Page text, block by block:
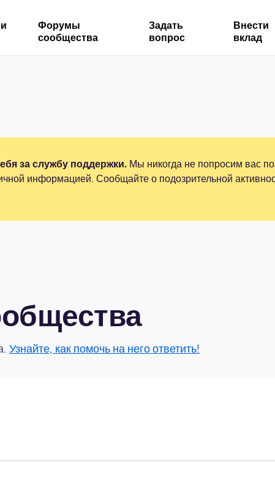
Форумы
сообщества
Задать
вопрос
Внести
вклад
за службу поддержки. Мы никогда не попросим вас
информацией. Сообщайте о подозрительной
Узнайте, как помочь на него ответить!